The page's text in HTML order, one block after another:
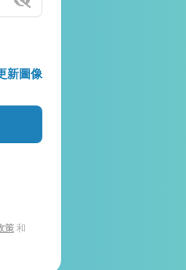
新圖像
策和